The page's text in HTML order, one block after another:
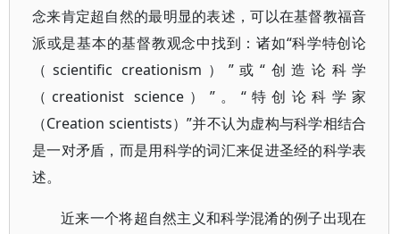
念来肯定超自然的最明显的表述，可以在基督教福音
派或是基本的基督教观念中找到：诸如“科学特创论
（scientific creationism）”或“创造论科学
（creationist science）”。“特创论科学家
（Creation scientists）”并不认为虚构与科学相结合
是一对矛盾，而是用科学的词汇来促进圣经的科学表
述。
近来一个将超自然主义和科学混淆的例子出现在